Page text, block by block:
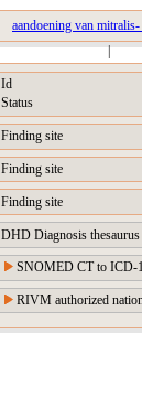
aandoening van
|
Id
Status
Finding site
Finding site
Finding site
DHD Diagnosis thesaurus
SNOMED CT to ICD-
RIVM authorized